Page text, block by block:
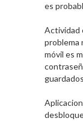
es
Actividad
problema
móvil es